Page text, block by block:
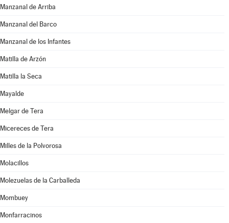
Manzanal de Arriba
Manzanal del Barco
Manzanal de los Infantes
Matilla de Arzón
Matilla la Seca
Mayalde
Melgar de Tera
Micereces de Tera
Milles de la Polvorosa
Molacillos
Molezuelas de la Carballeda
Mombuey
Monfarracinos